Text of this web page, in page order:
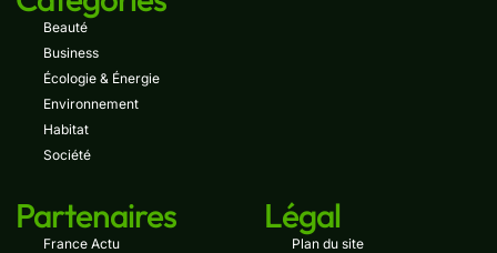
Beauté
Business
Écologie & Énergie
Environnement
Habitat
Société
Partenaires
France Actu
Légal
Plan du site